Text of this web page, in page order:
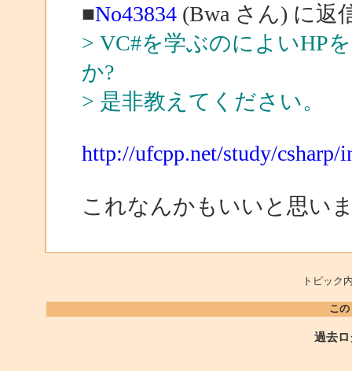
■No43834(Bwa さん) に返
> VC#を学ぶのによいHP
か?
> 是非教えてください。
http://ufcpp.net/study/csharp/
これなんかもいいと思い
トピッ
こ
過去